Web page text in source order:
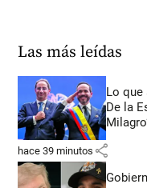
Las más leídas
Lo que
De la
hace 39 minutos share